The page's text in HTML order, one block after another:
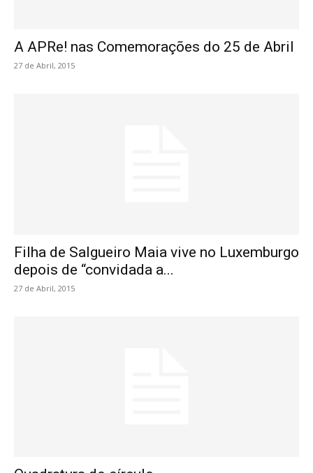
A APRe! nas Comemorações do 25 de Abril
27 de Abril, 2015
Filha de Salgueiro Maia vive no Luxemburgo
depois de “convidada a...
27 de Abril, 2015